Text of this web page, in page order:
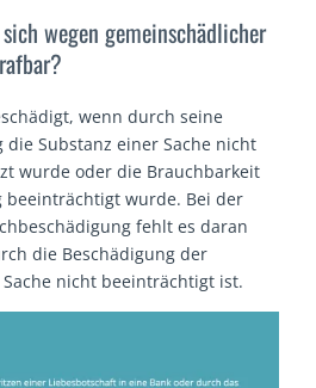
wegen gemeinschädlicher
wenn durch seine
Substanz einer Sache nicht
wurde oder die Brauchbarkeit
beeinträchtigt wurde. Bei der
fehlt es daran
die Beschädigung der
nicht beeinträchtigt ist.